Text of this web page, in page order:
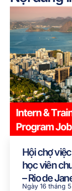
Hội chợ
học viên
– Rio de
Ngày 16 tháng